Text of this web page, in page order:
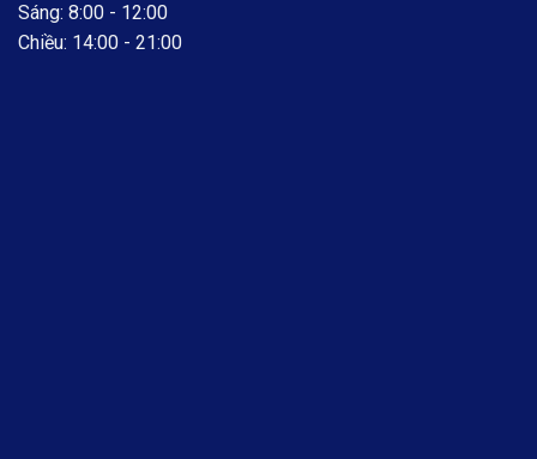
Sáng: 8:00 - 12:00
Chiều: 14:00 - 21:00